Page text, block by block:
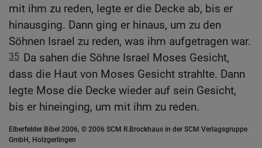
mit ihm zu reden, legte er die Decke ab, bis er
hinausging. Dann ging er hinaus, um zu den
Söhnen Israel zu reden, was ihm aufgetragen war.
35 Da sahen die Söhne Israel Moses Gesicht,
dass die Haut von Moses Gesicht strahlte. Dann
legte Mose die Decke wieder auf sein Gesicht,
bis er hineinging, um mit ihm zu reden.
Elberfelder Bibel 2006, © 2006 SCM R.Brockhaus in der SCM Verlagsgruppe
GmbH, Holzgerlingen